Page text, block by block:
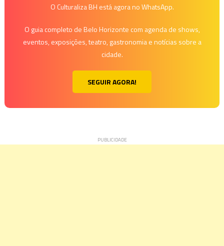
de
O Culturaliza BH está agora no WhatsApp.
O guia completo de Belo Horizonte com agenda de shows,
eventos, exposições, teatro, gastronomia e notícias sobre a
cidade.
SEGUIR AGORA!